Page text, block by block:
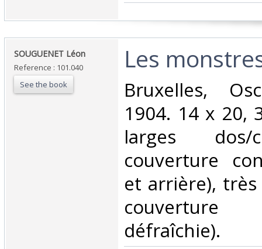
‎SOUGUENET Léon‎
Reference : 101.040
See the book
‎Les
‎Bruxelles,
1904. 14 x 20,
larges dos/
couverture
et arrière),
défraîchie).‎